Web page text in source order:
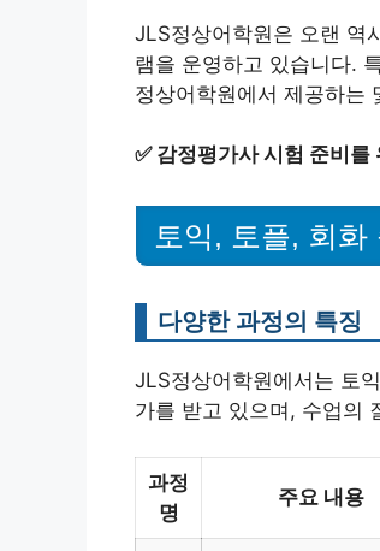
JLS정상어학원은 오랜 역
램을 운영하고 있습니다.
정상어학원에서 제공하는
✅ 감정평가사 시험 준비를
토익, 토플, 회화
다양한 과정의 특징
JLS정상어학원에서는 토
가를 받고 있으며, 수업의
과정
명
주요 내용